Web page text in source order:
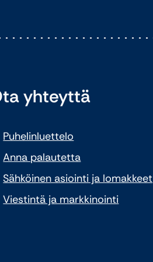
yhteyttä
Puhelinluettelo
Anna palautetta
Sähköinen asiointi ja lomakkeet
Viestintä ja markkinointi